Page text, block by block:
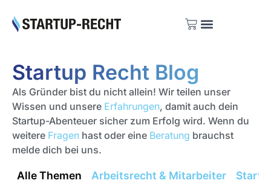
Startup Recht Blog
Als Gründer bist du nicht allein! Wir teilen unser
Wissen und unsere Erfahrungen, damit auch dein
Startup-Abenteuer sicher zum Erfolg wird. Wenn du
weitere Fragen hast oder eine Beratung brauchst
melde dich bei uns.
Arbeitsrecht & Mitarbeiter
Alle Themen